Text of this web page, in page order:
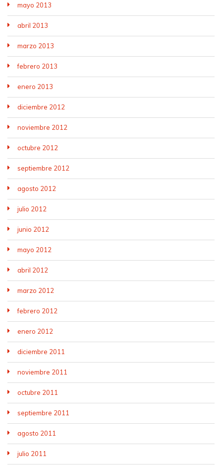
mayo 2013
abril 2013
marzo 2013
febrero 2013
enero 2013
diciembre 2012
noviembre 2012
octubre 2012
septiembre 2012
agosto 2012
julio 2012
junio 2012
mayo 2012
abril 2012
marzo 2012
febrero 2012
enero 2012
diciembre 2011
noviembre 2011
octubre 2011
septiembre 2011
agosto 2011
julio 2011